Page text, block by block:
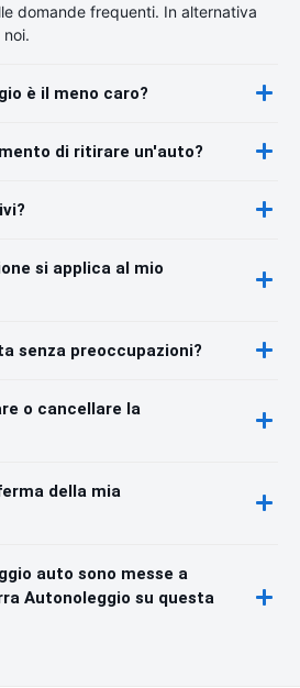
domande frequenti. In alternativa
è il meno caro?
di ritirare un'auto?
si applica al mio
senza preoccupazioni?
o cancellare la
della mia
auto sono messe a
Autonoleggio su questa